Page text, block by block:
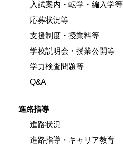
入試案内・転学・編入学等
応募状況等
支援制度・授業料等
学校説明会・授業公開等
学力検査問題等
Q&A
進路指導
進路状況
進路指導・キャリア教育